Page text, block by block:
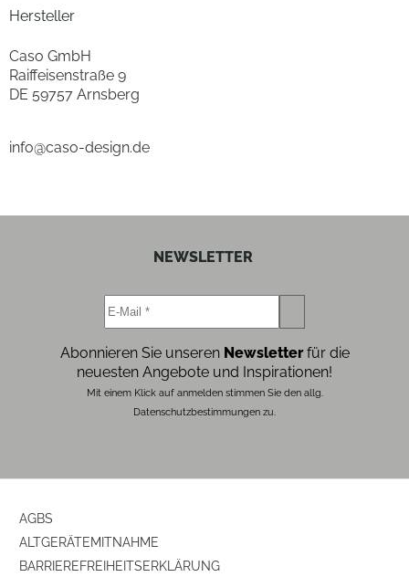
Hersteller
Caso GmbH
Raiffeisenstraße 9
DE 59757 Arnsberg
info@caso-design.de
NEWSLETTER
Abonnieren Sie unseren Newsletterfür die
neuesten Angebote und Inspirationen!
Mit einem Klick auf anmelden stimmen Sie den allg.
Datenschutzbestimmungen zu.
AGBS
ALTGERÄTEMITNAHME
BARRIEREFREIHEITSERKLÄRUNG